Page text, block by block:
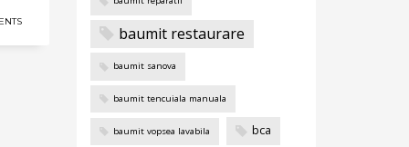
baumit restaurare
baumit sanova
baumit tencuiala manuala
baumit vopsea lavabila bca